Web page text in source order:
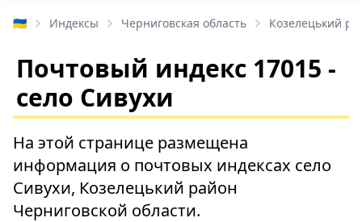
🇺🇦 Индексы Черниговская область Козелецький
Почтовый индекс 17015 -
село Сивухи
На этой странице размещена
информация о почтовых индексах село
Сивухи, Козелецький район
Черниговской области.